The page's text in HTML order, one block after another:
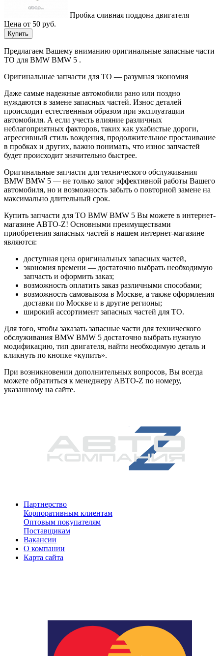
Пробка сливная поддона двигателя
Цена от 50 руб.
Купить
Предлагаем Вашему вниманию оригинальные запасные части
ТО для BMW BMW 5 .
Оригинальные запчасти для ТО — разумная экономия
Даже самые надежные автомобили рано или поздно
нуждаются в замене запасных частей. Износ деталей
происходит естественным образом при эксплуатации
автомобиля. А если учесть влияние различных
неблагоприятных факторов, таких как ухабистые дороги,
агрессивный стиль вождения, продолжительное простаивание
в пробках и других, важно понимать, что износ запчастей
будет происходит значительно быстрее.
Оригинальные запчасти для технического обслуживания
BMW BMW 5 — не только залог эффективной работы Вашего
автомобиля, но и возможность забыть о повторной замене на
максимально длительный срок.
Купить запчасти для ТО BMW BMW 5 Вы можете в интернет-
магазине АВТО-Z! Основными преимуществами
приобретения запасных частей в нашем интернет-магазине
являются:
доступная цена оригинальных запасных частей,
экономия времени — достаточно выбрать необходимую
запчасть и оформить заказ;
возможность оплатить заказ различными способами;
возможность самовывоза в Москве, а также оформления
доставки по Москве и в другие регионы;
широкий ассортимент запасных частей для ТО.
Для того, чтобы заказать запасные части для технического
обслуживания BMW BMW 5 достаточно выбрать нужную
модификацию, тип двигателя, найти необходимую деталь и
кликнуть по кнопке «купить».
При возникновении дополнительных вопросов, Вы всегда
можете обратиться к менеджеру АВТО-Z по номеру,
указанному на сайте.
Партнерство
Корпоративным клиентам
Оптовым покупателям
Поставщикам
Вакансии
О компании
Карта сайта